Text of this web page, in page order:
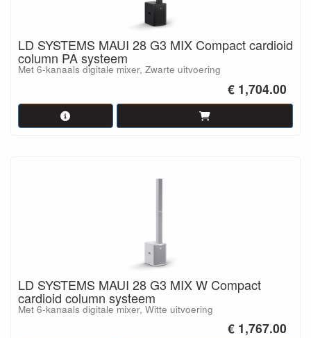
LD SYSTEMS MAUI 28 G3 MIX Compact cardioid
column PA systeem
Met 6-kanaals digitale mixer, Zwarte uitvoering
€ 1,704.00
LD SYSTEMS MAUI 28 G3 MIX W Compact
cardioid column systeem
Met 6-kanaals digitale mixer, Witte uitvoering
€ 1,767.00